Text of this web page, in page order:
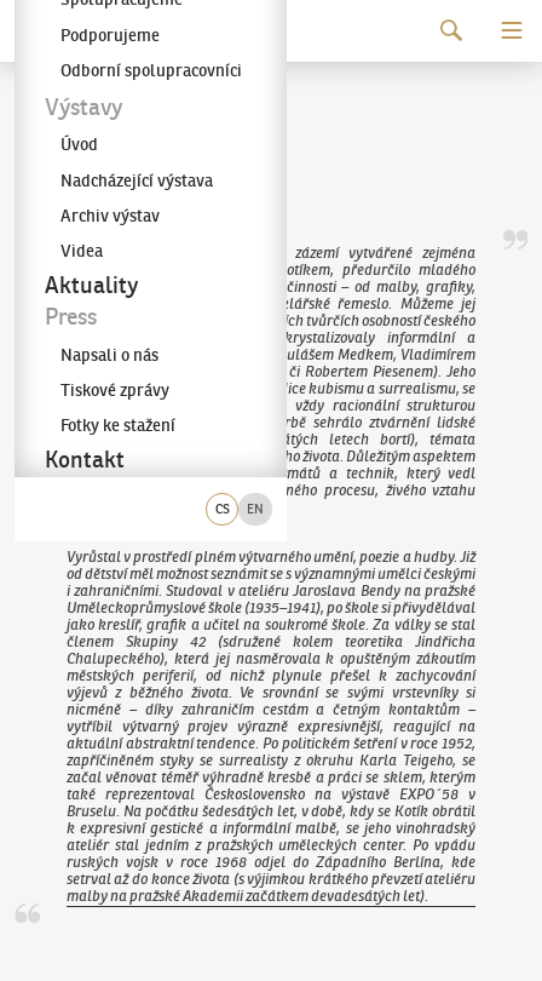
Galerie KODL
CS EN
Podporujeme
Odborní spolupracovníci
Výstavy
Úvod
Nadcházející výstava
Archiv výstav
Videa
Aktuality
Press
Napsali o nás
Tiskové zprávy
Fotky ke stažení
Kontakt
Jan Kotík
(1916–2002)
Intelektuálně podnětné rodinné zázemí vytvářené zejména
otcem, umělcem Pravoslavem Kotíkem, předurčilo mladého
Jana k mnohostranné umělecké činnosti – od malby, grafiky,
kresby a tvorby koláží až po sklářské řemeslo. Můžeme jej
zařadit do okruhu velkých solitérních tvůrčích osobností českého
poválečného umění, u nichž krystalizovaly informální a
abstraktní projevy (společně s Mikulášem Medkem, Vladimírem
Boudníkem, Zdeňkem Sklenářem či Robertem Piesenem). Jeho
obrazy, vycházející zpočátku z tradice kubismu a surrealismu, se
staly energickou, expresivní, ale vždy racionální strukturou
vztahů. Důležitou roli v jeho tvorbě sehrálo ztvárnění lidské
figury (jejíž forma se v šedesátých letech bortí), témata
městských periferií a situací běžného života. Důležitým aspektem
byl též experiment v oblasti formátů a technik, který vedl
k vnímání díla jako stále otevřeného procesu, živého vztahu
různých dimenzí prostoru a času.
Vyrůstal v prostředí plném výtvarného umění, poezie a hudby. Již
od dětství měl možnost seznámit se s významnými umělci českými
i zahraničními. Studoval v ateliéru Jaroslava Bendy na pražské
Uměleckoprůmyslové škole (1935–1941), po škole si přivydělával
jako kreslíř, grafik a učitel na soukromé škole. Za války se stal
členem Skupiny 42 (sdružené kolem teoretika Jindřicha
Chalupeckého), která jej nasměrovala k opuštěným zákoutím
městských periferií, od nichž plynule přešel k zachycování
výjevů z běžného života. Ve srovnání se svými vrstevníky si
nicméně – díky zahraničím cestám a četným kontaktům –
vytříbil výtvarný projev výrazně expresivnější, reagující na
aktuální abstraktní tendence. Po politickém šetření v roce 1952,
zapříčiněném styky se surrealisty z okruhu Karla Teigeho, se
začal věnovat téměř výhradně kresbě a práci se sklem, kterým
také reprezentoval Československo na výstavě EXPO´58 v
Bruselu. Na počátku šedesátých let, v době, kdy se Kotík obrátil
k expresivní gestické a informální malbě, se jeho vinohradský
ateliér stal jedním z pražských uměleckých center. Po vpádu
ruských vojsk v roce 1968 odjel do Západního Berlína, kde
setrval až do konce života (s výjimkou krátkého převzetí ateliéru
malby na pražské Akademii začátkem devadesátých let).